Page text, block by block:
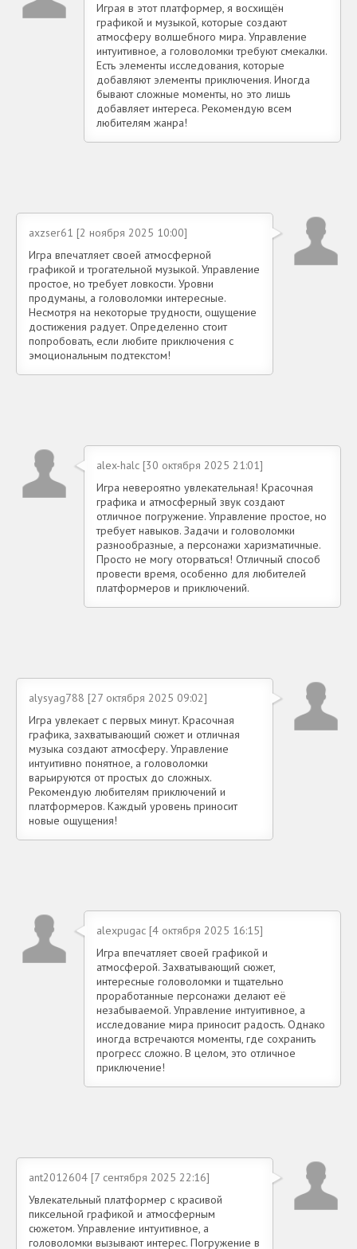
Играя в этот платформер, я восхищён
графикой и музыкой, которые создают
атмосферу волшебного мира. Управление
интуитивное, а головоломки требуют смекалки.
Есть элементы исследования, которые
добавляют элементы приключения. Иногда
бывают сложные моменты, но это лишь
добавляет интереса. Рекомендую всем
любителям жанра!
axzser61 [2 ноября 2025 10:00]
Игра впечатляет своей атмосферной
графикой и трогательной музыкой. Управление
простое, но требует ловкости. Уровни
продуманы, а головоломки интересные.
Несмотря на некоторые трудности, ощущение
достижения радует. Определенно стоит
попробовать, если любите приключения с
эмоциональным подтекстом!
alex-halc [30 октября 2025 21:01]
Игра невероятно увлекательная! Красочная
графика и атмосферный звук создают
отличное погружение. Управление простое, но
требует навыков. Задачи и головоломки
разнообразные, а персонажи харизматичные.
Просто не могу оторваться! Отличный способ
провести время, особенно для любителей
платформеров и приключений.
alysyag788 [27 октября 2025 09:02]
Игра увлекает с первых минут. Красочная
графика, захватывающий сюжет и отличная
музыка создают атмосферу. Управление
интуитивно понятное, а головоломки
варьируются от простых до сложных.
Рекомендую любителям приключений и
платформеров. Каждый уровень приносит
новые ощущения!
alexpugac [4 октября 2025 16:15]
Игра впечатляет своей графикой и
атмосферой. Захватывающий сюжет,
интересные головоломки и тщательно
проработанные персонажи делают её
незабываемой. Управление интуитивное, а
исследование мира приносит радость. Однако
иногда встречаются моменты, где сохранить
прогресс сложно. В целом, это отличное
приключение!
ant2012604 [7 сентября 2025 22:16]
Увлекательный платформер с красивой
пиксельной графикой и атмосферным
сюжетом. Управление интуитивное, а
головоломки вызывают интерес. Погружение в